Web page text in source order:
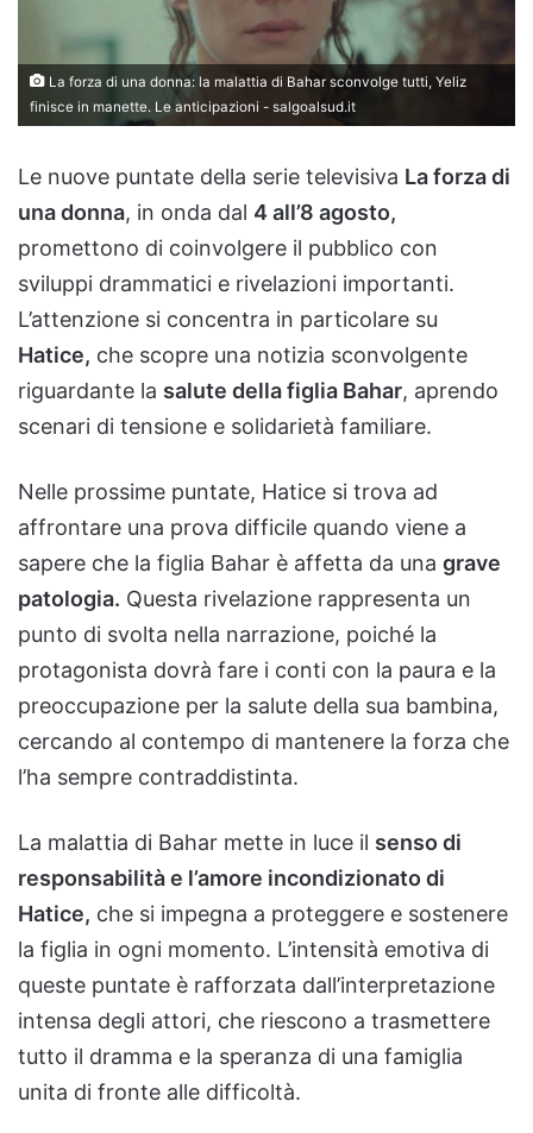
La forza di una donna: la malattia di Bahar sconvolge tutti, Yeliz
finisce in manette. Le anticipazioni - salgoalsud.it
Le nuove puntate della serie televisiva La forza di
una donna, in onda dal 4 all’8 agosto,
promettono di coinvolgere il pubblico con
sviluppi drammatici e rivelazioni importanti.
L’attenzione si concentra in particolare su
Hatice, che scopre una notizia sconvolgente
riguardante la salute della figlia Bahar, aprendo
scenari di tensione e solidarietà familiare.
Nelle prossime puntate, Hatice si trova ad
affrontare una prova difficile quando viene a
sapere che la figlia Bahar è affetta da una grave
patologia. Questa rivelazione rappresenta un
punto di svolta nella narrazione, poiché la
protagonista dovrà fare i conti con la paura e la
preoccupazione per la salute della sua bambina,
cercando al contempo di mantenere la forza che
l’ha sempre contraddistinta.
La malattia di Bahar mette in luce il senso di
responsabilità e l’amore incondizionato di
Hatice, che si impegna a proteggere e sostenere
la figlia in ogni momento. L’intensità emotiva di
queste puntate è rafforzata dall’interpretazione
intensa degli attori, che riescono a trasmettere
tutto il dramma e la speranza di una famiglia
unita di fronte alle difficoltà.